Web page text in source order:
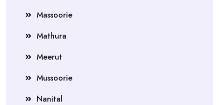
Massoorie
Mathura
Meerut
Mussoorie
Nanital